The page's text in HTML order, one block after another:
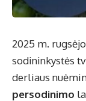
2025 m.
sodininkystės
derliaus
persodinimo